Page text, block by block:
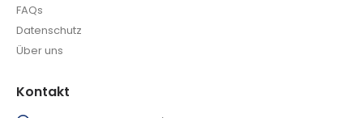
FAQs
Datenschutz
Über uns
Kontakt